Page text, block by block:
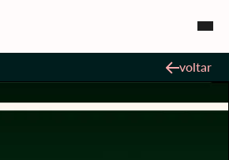
voltar